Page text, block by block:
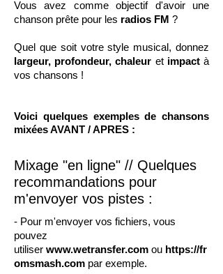
Vous avez comme objectif d'avoir une
chanson prête pour les radios FM ?
Quel que soit votre style musical, donnez
largeur, profondeur, chaleur etimpactà
vos chansons !
Voici quelques exemples de chansons
mixées AVANT / APRES :
Mixage "en ligne" // Quelques
recommandations pour
m'envoyer vos pistes :
- Pour m'envoyer vos fichiers, vous
pouvez
utiliser www.wetransfer.com ou https://fr
omsmash.com par exemple.